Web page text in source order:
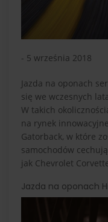
- 5 września 2018
Jazda na oponach
się we wczesnych
W takich
na rynek
Gatorback, w które
samochodów
jak Chevrolet
Jazda na oponach